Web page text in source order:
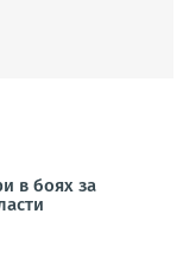
в боях за